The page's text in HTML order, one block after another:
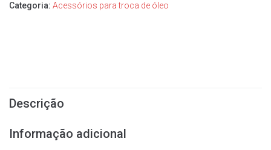
Categoria: Acessórios para troca de óleo
Descrição
Informação adicional